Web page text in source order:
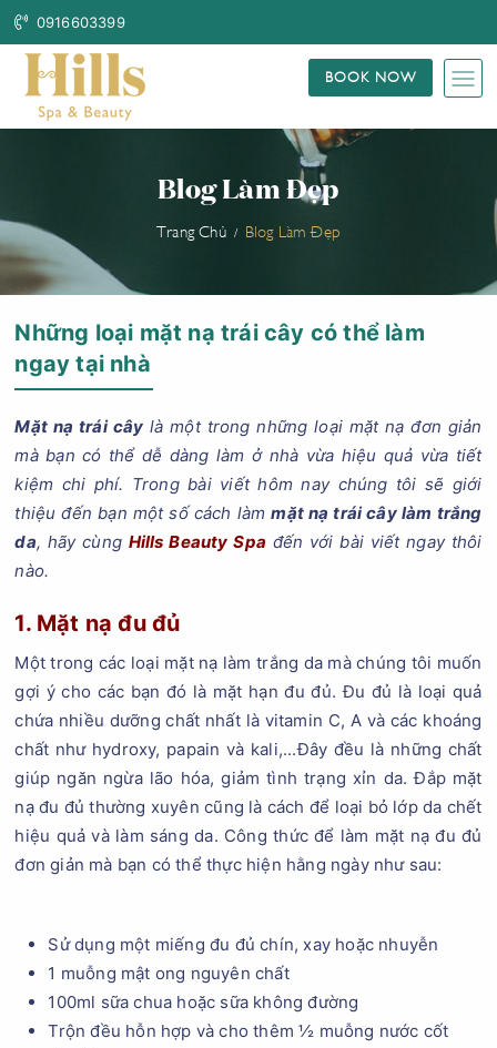
0916603399
BOOK NOW
Blog Làm Đẹp
Trang Chủ Blog Làm Đẹp
Những loại mặt nạ trái cây có thể làm
ngay tại nhà
Mặt nạ trái cây là một trong những loại mặt nạ đơn giản
mà bạn có thể dễ dàng làm ở nhà vừa hiệu quả vừa tiết
kiệm chi phí. Trong bài viết hôm nay chúng tôi sẽ giới
thiệu đến bạn một số cách làmmặt nạ trái cây làm trắng
da, hãy cùng Hills Beauty Spa đến với bài viết ngay thôi
nào.
1. Mặt nạ đu đủ
Một trong các loại mặt nạ làm trắng da mà chúng tôi muốn
gợi ý cho các bạn đó là mặt hạn đu đủ. Đu đủ là loại quả
chứa nhiều dưỡng chất nhất là vitamin C, A và các khoáng
chất như hydroxy, papain và kali,...Đây đều là những chất
giúp ngăn ngừa lão hóa, giảm tình trạng xỉn da. Đắp mặt
nạ đu đủ thường xuyên cũng là cách để loại bỏ lớp da chết
hiệu quả và làm sáng da. Công thức để làm mặt nạ đu đủ
đơn giản mà bạn có thể thực hiện hằng ngày như sau:
Sử dụng một miếng đu đủ chín, xay hoặc nhuyễn
1 muỗng mật ong nguyên chất
100ml sữa chua hoặc sữa không đường
Trộn đều hỗn hợp và cho thêm ½ muỗng nước cốt